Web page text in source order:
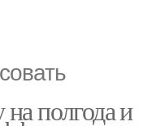
полгода и